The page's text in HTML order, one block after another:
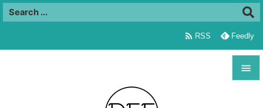

 RSS Feedly